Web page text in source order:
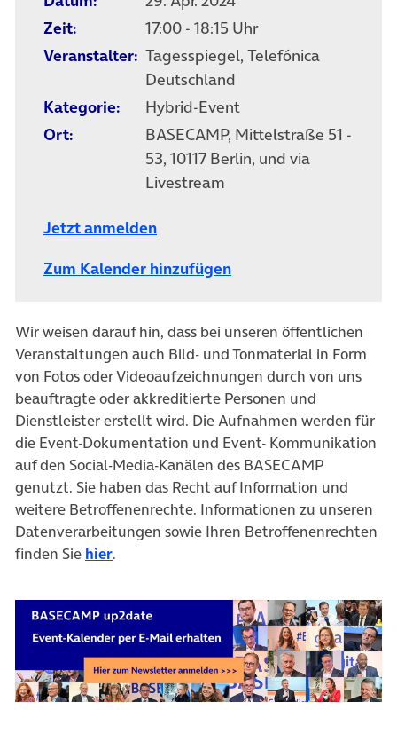
Zeit:
17:00 - 18:15 Uhr
Veranstalter: Tagesspiegel, Telefónica
Deutschland
Kategorie:
Hybrid-Event
Ort:
BASECAMP, Mittelstraße 51 -
53, 10117 Berlin, und via
Livestream
Jetzt anmelden
Zum Kalender hinzufügen
Wir weisen darauf hin, dass bei unseren öffentlichen
Veranstaltungen auch Bild- und Tonmaterial in Form
von Fotos oder Videoaufzeichnungen durch von uns
beauftragte oder akkreditierte Personen und
Dienstleister erstellt wird. Die Aufnahmen werden für
die Event-Dokumentation und Event- Kommunikation
auf den Social-Media-Kanälen des BASECAMP
genutzt. Sie haben das Recht auf Information und
weitere Betroffenenrechte. Informationen zu unseren
Datenverarbeitungen sowie Ihren Betroffenenrechten
finden Sie hier.